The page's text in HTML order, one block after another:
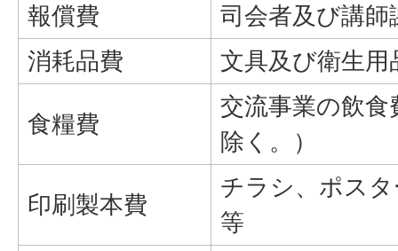
報償費
司会者及び講師
消耗品費
文具及び衛生用
食糧費
交流事業の飲
除く。）
印刷製本費
チラシ、ポス
等